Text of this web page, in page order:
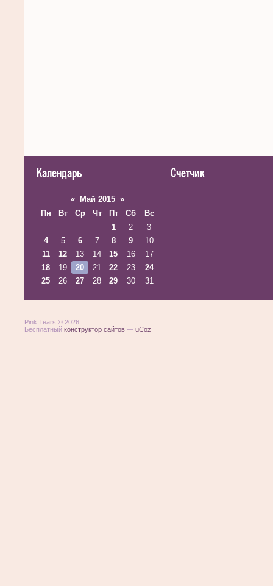
Календарь
« Май 2015 »
Пн
Вт Ср Чт Пт Сб
Вс
1
2
3
4
5 6 7 8 9
10
11
12 13 14 15 16
17
18
19 20 21 22 23
24
25
26 27 28 29 30 31
Счетчик
Pink Tears © 2026
Бесплатный конструктор сайтов — uCoz